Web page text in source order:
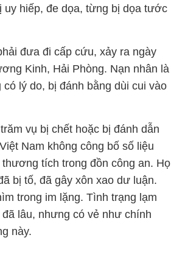
hiếp, đe dọa, từng bị dọa tước
đưa đi cấp cứu, xảy ra ngày
Kinh, Hải Phòng. Nạn nhân là
lý do, bị đánh bằng dùi cui vào
vụ bị chết hoặc bị đánh dẫn
Nam không công bố số liệu
tích trong đồn công an. Họ
bị tố, đã gây xôn xao dư luận.
trong im lặng. Tình trạng lạm
lâu, nhưng có vẻ như chính
này.